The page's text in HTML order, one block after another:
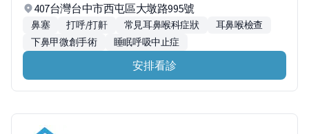
407台灣台中市西屯區大墩路995號
鼻塞 打呼/打鼾 常見耳鼻喉科症狀
耳鼻喉檢查
下鼻甲微創手術
睡眠呼吸中止症
安排看診